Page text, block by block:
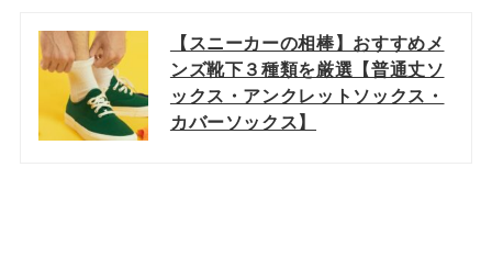
【スニーカーの相棒】おすすめメ
ンズ靴下３種類を厳選【普通丈ソ
ックス・アンクレットソックス・
カバーソックス】